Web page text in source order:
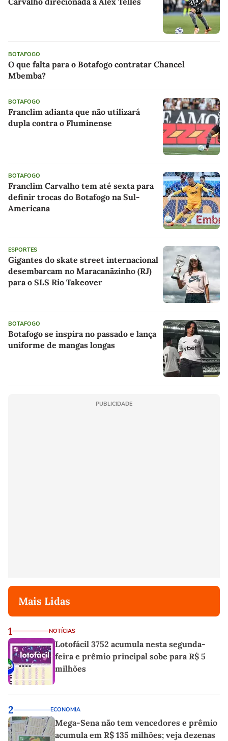
BOTAFOGO
O que falta para o Botafogo contratar Chancel
Mbemba?
BOTAFOGO
Franclim adianta que não utilizará
dupla contra o Fluminense
BOTAFOGO
Franclim Carvalho tem até sexta para
definir trocas do Botafogo na Sul-
Americana
ESPORTES
Gigantes do skate street internacional
desembarcam no Maracanãzinho (RJ)
para o SLS Rio Takeover
BOTAFOGO
Botafogo se inspira no passado e lança
uniforme de mangas longas
PUBLICIDADE
Mais Lidas
1 NOTÍCIAS
Lotofácil 3752 acumula nesta segunda-
feira e prêmio principal sobe para R$ 5
milhões
2 ECONOMIA
Mega-Sena não tem vencedores e prêmio
acumula em R$ 135 milhões; veja dezenas